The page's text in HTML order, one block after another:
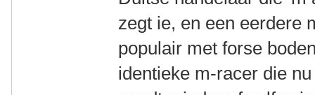
zegt ie, en een eerdere
populair met forse
identieke m-racer die